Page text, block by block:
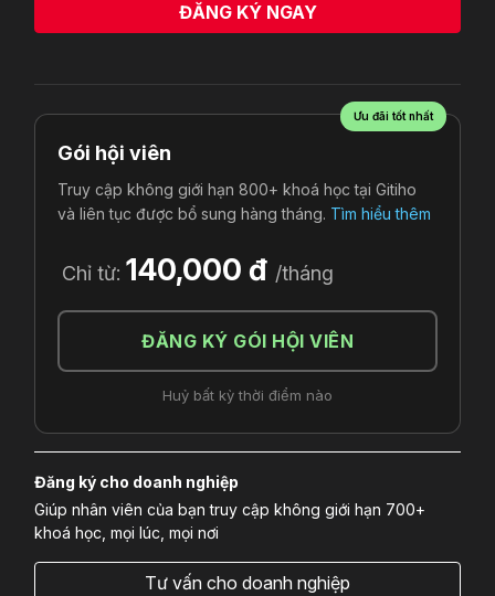
ĐĂNG KÝ NGAY
Ưu đãi tốt nhất
Gói hội viên
Truy cập không giới hạn 800+ khoá học tại Gitiho
và liên tục được bổ sung hàng tháng. Tìm hiểu thêm
Chỉ từ: 140,000 đ /tháng
ĐĂNG KÝ GÓI HỘI VIÊN
Huỷ bất kỳ thời điểm nào
Đăng ký cho doanh nghiệp
Giúp nhân viên của bạn truy cập không giới hạn 700+
khoá học, mọi lúc, mọi nơi
Tư vấn cho doanh nghiệp